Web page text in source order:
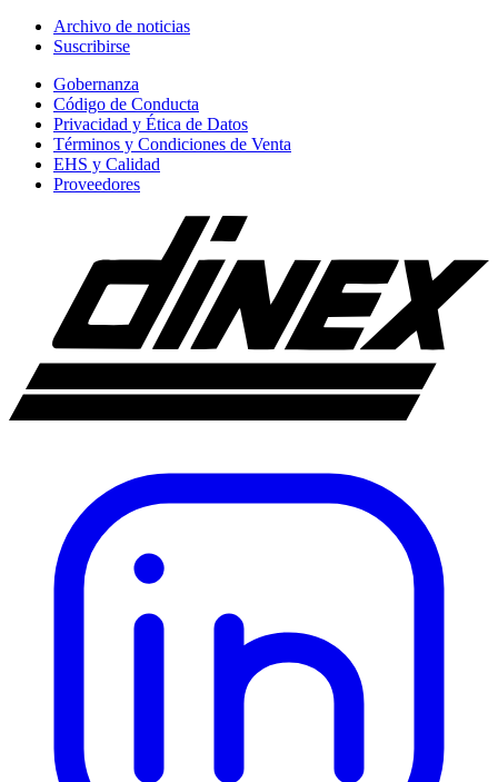
Archivo de noticias
Suscribirse
Gobernanza
Código de Conducta
Privacidad y Ética de Datos
Términos y Condiciones de Venta
EHS y Calidad
Proveedores